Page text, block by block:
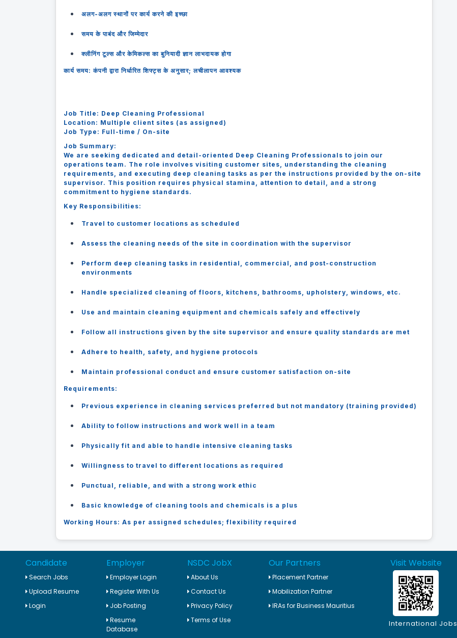
अलग-अलग स्थानों पर कार्य करने की इच्छा
समय के पाबंद और जिम्मेदार
क्लीनिंग टूल्स और केमिकल्स का बुनियादी ज्ञान लाभदायक होगा
कार्य समय: कंपनी द्वारा निर्धारित शिफ्ट्स के अनुसार; लचीलापन आवश्यक
Job Title: Deep Cleaning Professional
Location: Multiple client sites (as assigned)
Job Type: Full-time / On-site
Job Summary:
We are seeking dedicated and detail-oriented Deep Cleaning Professionals to join our
operations team. The role involves visiting customer sites, understanding the cleaning
requirements, and executing deep cleaning tasks as per the instructions provided by the on-site
supervisor. This position requires physical stamina, attention to detail, and a strong
commitment to hygiene standards.
Key Responsibilities:
Travel to customer locations as scheduled
Assess the cleaning needs of the site in coordination with the supervisor
Perform deep cleaning tasks in residential, commercial, and post-construction
environments
Handle specialized cleaning of floors, kitchens, bathrooms, upholstery, windows, etc.
Use and maintain cleaning equipment and chemicals safely and effectively
Follow all instructions given by the site supervisor and ensure quality standards are met
Adhere to health, safety, and hygiene protocols
Maintain professional conduct and ensure customer satisfaction on-site
Requirements:
Previous experience in cleaning services preferred but not mandatory (training provided)
Ability to follow instructions and work well in a team
Physically fit and able to handle intensive cleaning tasks
Willingness to travel to different locations as required
Punctual, reliable, and with a strong work ethic
Basic knowledge of cleaning tools and chemicals is a plus
Working Hours: As per assigned schedules; flexibility required
Candidate
Search Jobs
Upload Resume
Login
Employer
Employer Login
Register With Us
Job Posting
Resume
Database
NSDC JobX
About Us
Contact Us
Privacy Policy
Terms of Use
Our Partners
Placement Partner
Mobilization Partner
IRAs for Business Mauritius
Visit Website
International Jobs